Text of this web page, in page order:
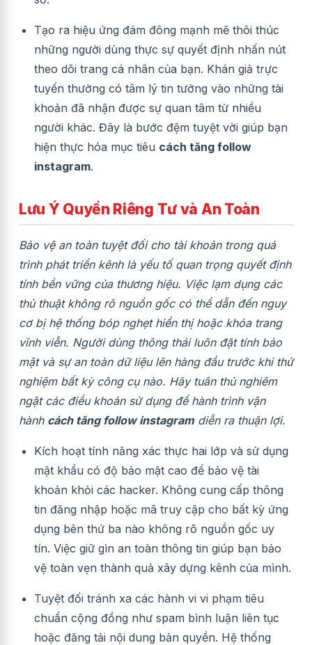
Tạo ra hiệu ứng đám đông mạnh mẽ thôi thúc
những người dùng thực sự quyết định nhấn nút
theo dõi trang cá nhân của bạn. Khán giả trực
tuyến thường có tâm lý tin tưởng vào những tài
khoản đã nhận được sự quan tâm từ nhiều
người khác. Đây là bước đệm tuyệt vời giúp bạn
hiện thực hóa mục tiêu cách tăng follow
instagram.
Lưu Ý Quyền Riêng Tư và An Toàn
Bảo vệ an toàn tuyệt đối cho tài khoản trong quá
trình phát triển kênh là yếu tố quan trọng quyết định
tính bền vững của thương hiệu. Việc lạm dụng các
thủ thuật không rõ nguồn gốc có thể dẫn đến nguy
cơ bị hệ thống bóp nghẹt hiển thị hoặc khóa trang
vĩnh viễn. Người dùng thông thái luôn đặt tính bảo
mật và sự an toàn dữ liệu lên hàng đầu trước khi thử
nghiệm bất kỳ công cụ nào. Hãy tuân thủ nghiêm
ngặt các điều khoản sử dụng để hành trình vận
hành cách tăng follow instagramdiễn ra thuận lợi.
Kích hoạt tính năng xác thực hai lớp và sử dụng
mật khẩu có độ bảo mật cao để bảo vệ tài
khoản khỏi các hacker. Không cung cấp thông
tin đăng nhập hoặc mã truy cập cho bất kỳ ứng
dụng bên thứ ba nào không rõ nguồn gốc uy
tín. Việc giữ gìn an toàn thông tin giúp bạn bảo
vệ toàn vẹn thành quả xây dựng kênh của mình.
Tuyệt đối tránh xa các hành vi vi phạm tiêu
chuẩn cộng đồng như spam bình luận liên tục
hoặc đăng tải nội dung bản quyền. Hệ thống